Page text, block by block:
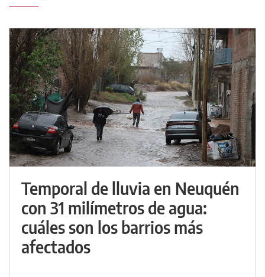
Temporal de lluvia en Neuquén
con 31 milímetros de agua:
cuáles son los barrios más
afectados